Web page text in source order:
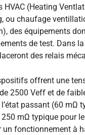
HVAC (Heating
ou chaufage
des équipements
de test. Dans
des relais
offrent une
2500 Veff et de
passant (60 mΩ
250 mΩ typique pour
un fonctionnement à